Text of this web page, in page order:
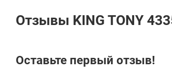
Отзывы KING TONY
Оставьте первый отзыв!